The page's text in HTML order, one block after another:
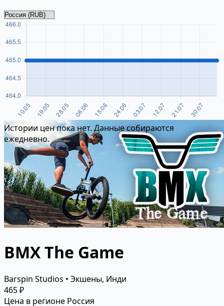
Истории цен пока нет. Данные собираются
ежедневно.
BMX The Game
Barspin Studios • Экшены, Инди
465 ₽
Цена в регионе Россия